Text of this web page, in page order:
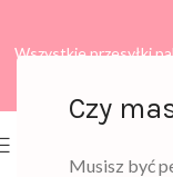
Czy
Musisz być
Wszystkie przesyłki